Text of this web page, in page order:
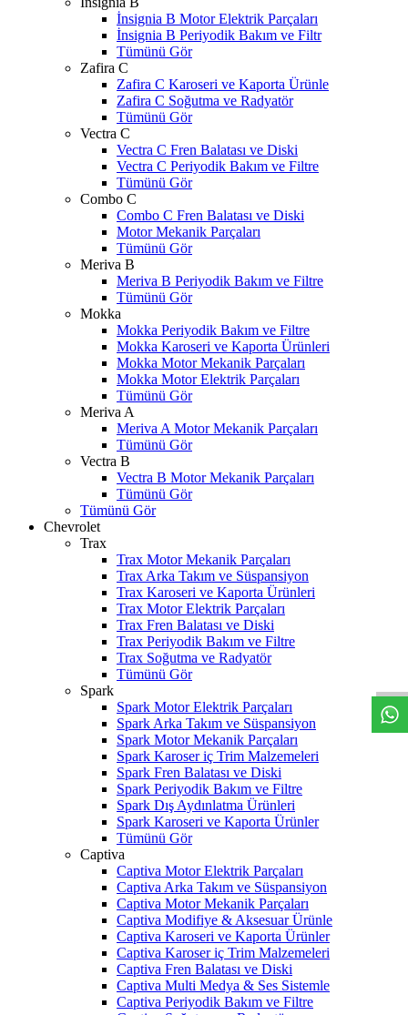
İnsignia B Motor Elektrik Parçaları
İnsignia B Periyodik Bakım ve Filtr
Tümünü Gör
Zafira C
Zafira C Karoseri ve Kaporta Ürünle
Zafira C Soğutma ve Radyatör
Tümünü Gör
Vectra C
Vectra C Fren Balatası ve Diski
Vectra C Periyodik Bakım ve Filtre
Tümünü Gör
Combo C
Combo C Fren Balatası ve Diski
Motor Mekanik Parçaları
Tümünü Gör
Meriva B
Meriva B Periyodik Bakım ve Filtre
Tümünü Gör
Mokka
Mokka Periyodik Bakım ve Filtre
Mokka Karoseri ve Kaporta Ürünleri
Mokka Motor Mekanik Parçaları
Mokka Motor Elektrik Parçaları
Tümünü Gör
Meriva A
Meriva A Motor Mekanik Parçaları
Tümünü Gör
Vectra B
Vectra B Motor Mekanik Parçaları
Tümünü Gör
Tümünü Gör
Chevrolet
Trax
Trax Motor Mekanik Parçaları
Trax Arka Takım ve Süspansiyon
Trax Karoseri ve Kaporta Ürünleri
Trax Motor Elektrik Parçaları
Trax Fren Balatası ve Diski
Trax Periyodik Bakım ve Filtre
Trax Soğutma ve Radyatör
Tümünü Gör
Spark
Spark Motor Elektrik Parçaları
Spark Arka Takım ve Süspansiyon
Spark Motor Mekanik Parçaları
Spark Karoser iç Trim Malzemeleri
Spark Fren Balatası ve Diski
Spark Periyodik Bakım ve Filtre
Spark Dış Aydınlatma Ürünleri
Spark Karoseri ve Kaporta Ürünler
Tümünü Gör
Captiva
Captiva Motor Elektrik Parçaları
Captiva Arka Takım ve Süspansiyon
Captiva Motor Mekanik Parçaları
Captiva Modifiye & Aksesuar Ürünle
Captiva Karoseri ve Kaporta Ürünler
Captiva Karoser iç Trim Malzemeleri
Captiva Fren Balatası ve Diski
Captiva Multi Medya & Ses Sistemle
Captiva Periyodik Bakım ve Filtre